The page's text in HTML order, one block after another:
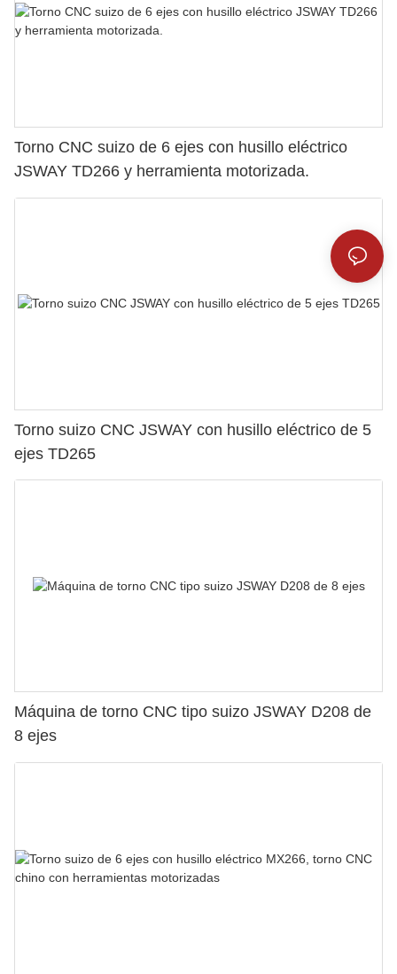
Torno CNC suizo de 6 ejes con husillo eléctrico
JSWAY TD266 y herramienta motorizada.
Torno suizo CNC JSWAY con husillo eléctrico de 5
ejes TD265
Máquina de torno CNC tipo suizo JSWAY D208 de
8 ejes